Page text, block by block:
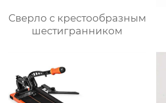
Сверло с крестообразным
шестигранником